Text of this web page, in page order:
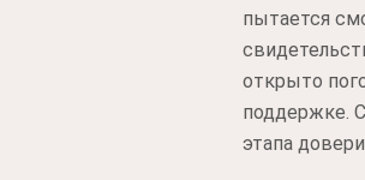
пытается
открыто
поддержке.
этапа